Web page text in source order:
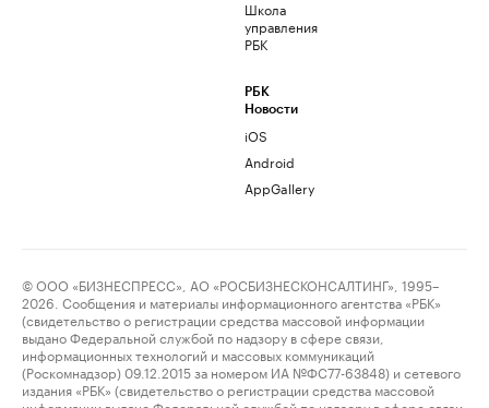
Школа
управления
РБК
РБК
Новости
iOS
Android
AppGallery
© ООО «БИЗНЕСПРЕСС», АО «РОСБИЗНЕСКОНСАЛТИНГ», 1995–
2026. Сообщения и материалы информационного агентства «РБК»
(свидетельство о регистрации средства массовой информации
выдано Федеральной службой по надзору в сфере связи,
информационных технологий и массовых коммуникаций
(Роскомнадзор) 09.12.2015 за номером ИА №ФС77-63848) и сетевого
издания «РБК» (свидетельство о регистрации средства массовой